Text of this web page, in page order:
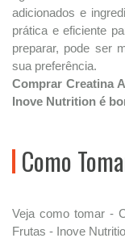
adicionados e
prática e eficiente
preparar, pode ser
sua preferência.
Comprar Creatina
Inove Nutrition é
Como
Veja como tomar -
Frutas - Inove